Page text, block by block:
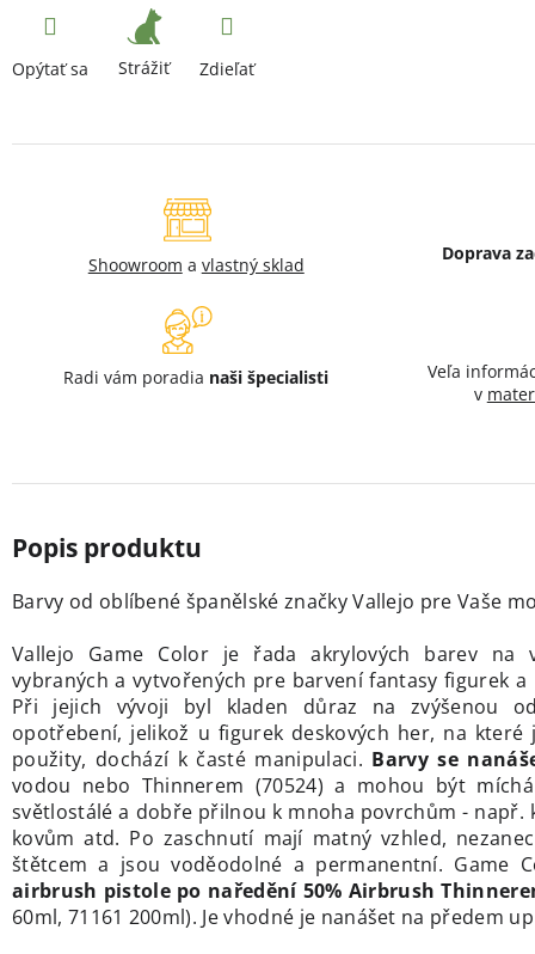
Opýtať sa Strážiť Zdieľať
Shoowroom a vlastný sklad
Doprava
Radi vám poradia naši špecialisti
Veľa
v
Barvy od oblíbené španělské značky Vallejo pre Vaše
Vallejo Game Color je řada akrylových barev na
vybraných a vytvořených pre barvení fantasy figurek
Při jejich vývoji byl kladen důraz na zvýšenou
opotřebení, jelikož u figurek deskových her, na
použity, dochází k časté manipulaci. Barvy se
vodou nebo Thinnerem (70524) a mohou být
světlostálé a dobře přilnou k mnoha povrchům - např.
kovům atd. Po zaschnutí mají matný vzhled,
štětcem a jsou voděodolné a permanentní. Game
airbrush pistole po naředění 50% Airbrush
60ml, 71161 200ml). Je vhodné je nanášet na předem